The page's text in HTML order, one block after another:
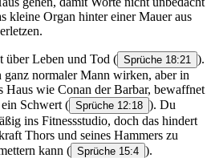
kleine Organ hinter einer Mauer aus
über Leben und Tod ( Sprüche 18:21
).
ganz normaler Mann wirken, aber in
wie Conan der Barbar, bewaffnet
Schwert ( Sprüche 12:18 ). Du
ins Fitnessstudio, doch das hindert
Thors und seines Hammers zu
kann ( Sprüche 15:4 ).